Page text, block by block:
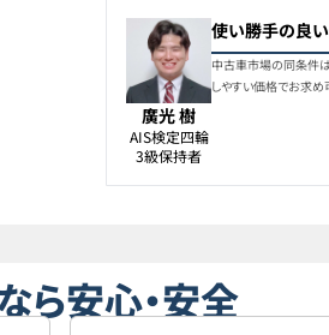
廣光 樹
AIS検定四輪
3級保持者
使い勝手の良い
中古車市場の同条件
しやすい価格でお求め
ら安心・安全